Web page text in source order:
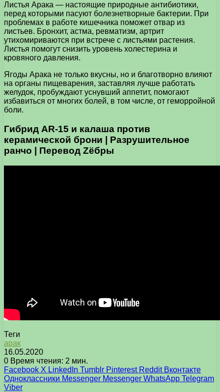
Листья Арака — настоящие природные антибиотики,
перед которыми пасуют болезнетворные бактерии. При
проблемах в работе кишечника поможет отвар из
листьев. Бронхит, астма, ревматизм, артрит
утихомириваются при встрече с листьями растения.
Листья помогут снизить уровень холестерина и
кровяного давления.
Ягоды Арака не только вкусны, но и благотворно влияют
на органы пищеварения, заставляя лучше работать
желудок, пробуждают уснувший аппетит, помогают
избавиться от многих болей, в том числе, от геморройной
боли.
Гибрид AR-15 и калаша против
керамической брони | Разрушительное
ранчо | Перевод Zёбры
Теги
арак
16.05.2020
0 Время чтения: 2 мин.
Facebook X LinkedIn Tumblr Pinterest Reddit Вконтакте
Одноклассники Messenger Messenger WhatsApp Telegram
Viber